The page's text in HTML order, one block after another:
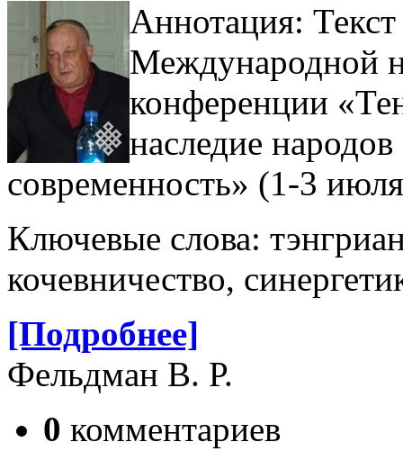
Аннотация:
Международной
конференции
наследие
современность» (1-3
Ключевые слова:
кочевничество,
[Подробнее]
Фельдман В. Р.
0 комментариев